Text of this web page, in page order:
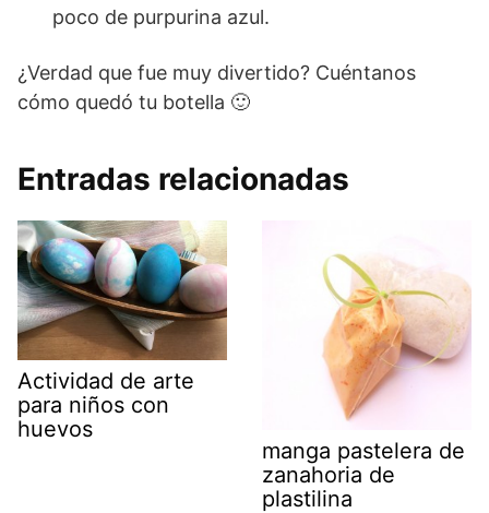
poco de purpurina azul.
¿Verdad que fue muy divertido? Cuéntanos
cómo quedó tu botella 🙂
Entradas relacionadas
Actividad de arte
para niños con
huevos
manga pastelera de
zanahoria de
plastilina